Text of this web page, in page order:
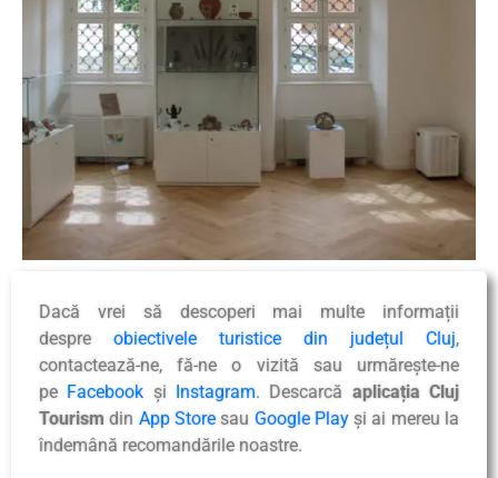
Dacă vrei să descoperi mai multe informații
despre obiectivele turistice din județul Cluj,
contactează-ne, fă-ne o vizită sau urmărește-ne
pe Facebook și Instagram. Descarcă aplicația Cluj
Tourism din App Storesau Google Playși ai mereu la
îndemână recomandările noastre.